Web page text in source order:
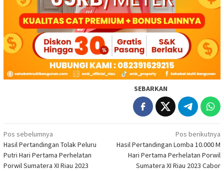
SEBARKAN
Navigasi
pos
Pos sebelumnya
Hasil Pertandingan Tolak Peluru
Putri Hari Pertama Perhelatan
Porwil Sumatera XI Riau 2023
Pos berikutnya
Hasil Pertandingan Lomba 10.000 M
Hari Pertama Perhelatan Porwil
Sumatera XI Riau 2023 Cabor